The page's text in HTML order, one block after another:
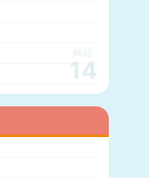
网站
14